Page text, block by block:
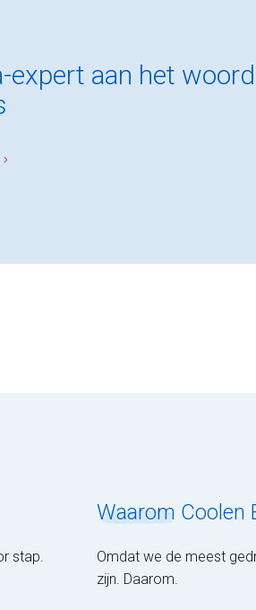
expert aan het
stap.
Waarom Coolen
Omdat we de meest
zijn. Daarom.